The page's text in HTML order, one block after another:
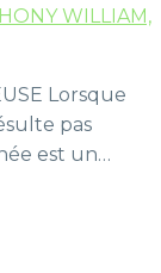
WILLIAM,
Lorsque
pas
est un…